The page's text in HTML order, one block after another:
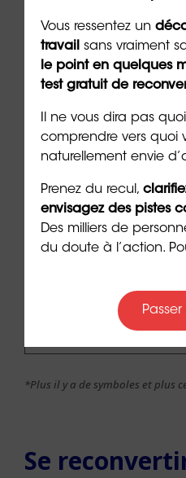
🚗🚗🚗
*Plus il y a de symboles et plus
Se
Vous ressentez un
travail sans vraiment
le point en quelques
test gratuit de
Il ne vous dira pas
comprendre vers quoi
naturellement envie
Prenez du recul,
envisagez des pistes
Des milliers de
du doute à l’action.